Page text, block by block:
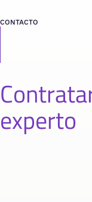
CONTACTO
experto